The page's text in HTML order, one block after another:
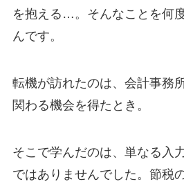
を抱える…。そんなことを何
んです。
転機が訪れたのは、会計事務
関わる機会を得たとき。
そこで学んだのは、単なる入
ではありませんでした。節税